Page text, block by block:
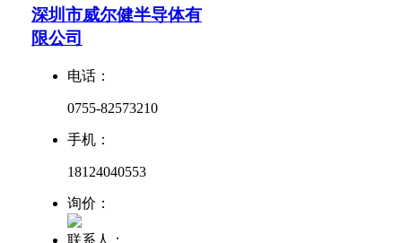
深圳市威尔健半导体有
限公司
电话：
0755-82573210
手机：
18124040553
询价：